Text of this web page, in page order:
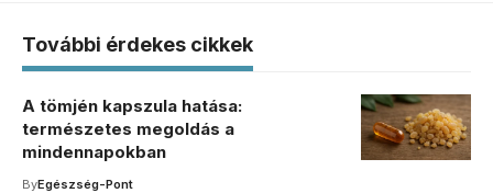
További érdekes cikkek
A tömjén kapszula hatása:
természetes megoldás a
mindennapokban
ByEgészség-Pont